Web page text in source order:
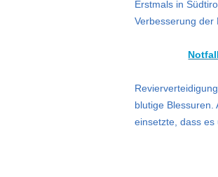
Erstmals in
Verbesserung der
blutige Blessuren.
einsetzte, dass es